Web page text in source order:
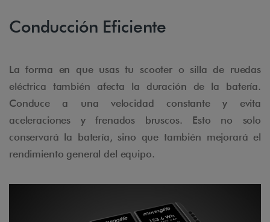
Conducción Eficiente
La forma en que usas tu scooter o silla de ruedas
eléctrica también afecta la duración de la batería.
Conduce a una velocidad constante y evita
aceleraciones y frenados bruscos. Esto no solo
conservará la batería, sino que también mejorará el
rendimiento general del equipo.